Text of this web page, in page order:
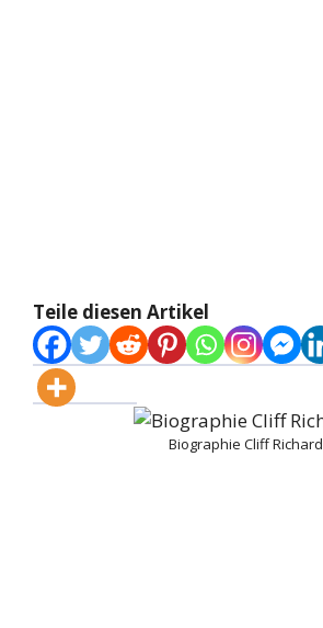
Teile diesen Artikel
Biographie Cliff Richard